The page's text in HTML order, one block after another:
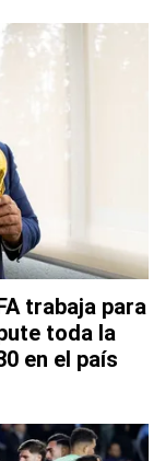
trabaja para
toda la
en el país